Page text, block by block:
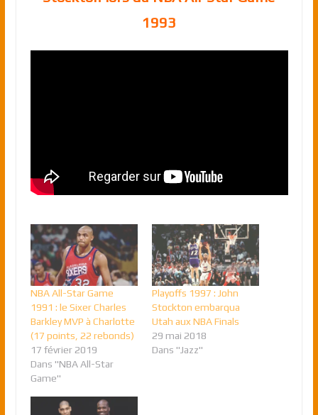
1993
NBA All-Star Game
1991 : le Sixer Charles
Barkley MVP à Charlotte
(17 points, 22 rebonds)
17 février 2019
Dans "NBA All-Star
Game"
Playoffs 1997 : John
Stockton embarqua
Utah aux NBA Finals
29 mai 2018
Dans "Jazz"